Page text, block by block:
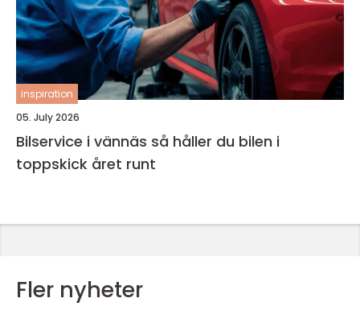
inspiration
05. July 2026
Bilservice i vännäs så håller du bilen i
toppskick året runt
Fler nyheter